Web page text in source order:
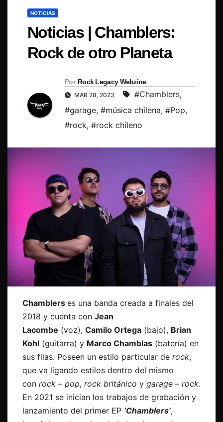
NOTICIAS
Noticias | Chamblers:
Rock de otro Planeta
Por Rock Legacy Webzine
MAR 28, 2023 #Chamblers,
#garage, #música chilena, #Pop,
#rock, #rock chileno
Chamblers es una banda creada a finales del
2018 y cuenta con Jean
Lacombe (voz), Camilo Ortega (bajo), Brian
Kohl (guitarra) y Marco Chamblas (batería) en
sus filas. Poseen un estilo particular de rock,
que va ligando estilos dentro del mismo
con rock – pop, rock británico y garage – rock.
En 2021 se inician los trabajos de grabación y
lanzamiento del primer EP ‘Chamblers’,